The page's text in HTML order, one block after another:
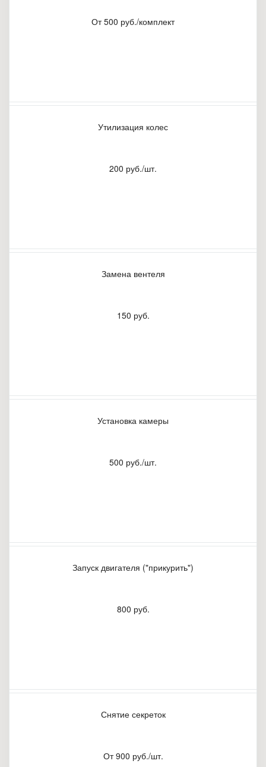
От 500 руб./комплект
Утилизация колес
200 руб./шт.
Замена вентеля
150 руб.
Установка камеры
500 руб./шт.
Запуск двигателя ("прикурить")
800 руб.
Снятие секреток
От 900 руб./шт.